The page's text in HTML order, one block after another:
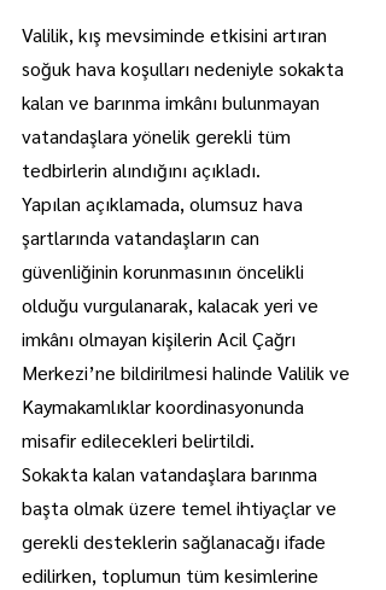
Valilik, kış mevsiminde etkisini artıran
soğuk hava koşulları nedeniyle sokakta
kalan ve barınma imkânı bulunmayan
vatandaşlara yönelik gerekli tüm
tedbirlerin alındığını açıkladı.
Yapılan açıklamada, olumsuz hava
şartlarında vatandaşların can
güvenliğinin korunmasının öncelikli
olduğu vurgulanarak, kalacak yeri ve
imkânı olmayan kişilerin Acil Çağrı
Merkezi’ne bildirilmesi halinde Valilik ve
Kaymakamlıklar koordinasyonunda
misafir edilecekleri belirtildi.
Sokakta kalan vatandaşlara barınma
başta olmak üzere temel ihtiyaçlar ve
gerekli desteklerin sağlanacağı ifade
edilirken, toplumun tüm kesimlerine